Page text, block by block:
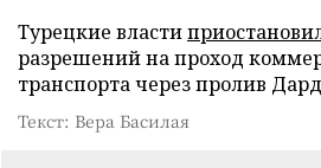
Турецкие власти
разрешений на проход
транспорта через пролив
Текст: Вера Басилая